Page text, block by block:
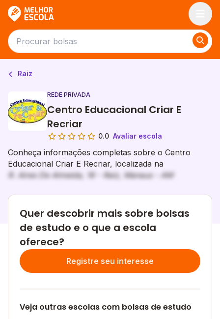
Raiz
REDE PRIVADA
Centro Educacional Criar E
Recriar
0.0 Avaliar escola
Conheça informações completas sobre o Centro
Educacional Criar E Recriar, localizada na
R. Aires De Almeida, 16 - Raiz, Manaus - AM
Quer descobrir mais sobre bolsas
de estudo e o que a escola
oferece?
Registre seu interesse
Veja outras escolas com bolsas de estudo